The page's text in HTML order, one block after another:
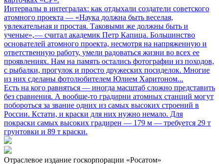
Интервалы в интегралах: как отдыхали создатели советского
атомного проекта — «Наука должна быть веселая,
увлекательная и простая. Таковыми же должны быть и
ученые», — считал академик Петр Капица. Большинство
основателей атомного проекта, несмотря на напряженную и
ответственную работу, умели радоваться жизни во всех ее
проявлениях. Нам на память остались фотографии из походов,
с рыбалки, прогулок и просто дружеских посиделок. Многие
из них сделаны фотолюбителем Юлием Харитоном...
Есть на кого равняться — иногда масштаб сложно представить
без сравнения. А вообще-то градирни атомных станций могут
побороться за звание одних из самых высоких строений в
России. Кстати, и краски для них нужно немало. Для
покраски самых высоких градирен — 179 м — требуется 29 т
грунтовки и 89 т краски.
Отраслевое издание госкорпорации «Росатом»